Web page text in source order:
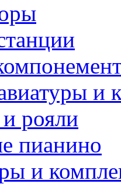
и
рояли
пианино
и